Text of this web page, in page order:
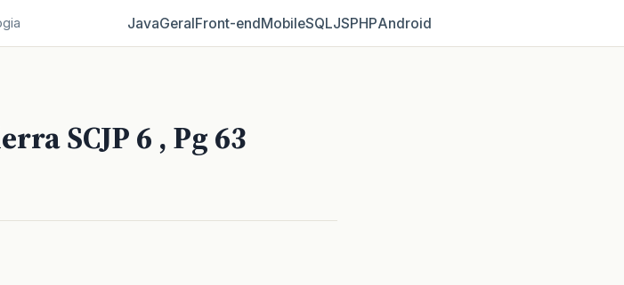
JavaGeralFront‑endMobileSQLJSPHPAndroid
SCJP 6 , Pg 63